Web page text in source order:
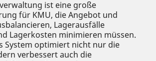
ist eine große
für KMU, die Angebot und
Lagerausfälle
Lagerkosten minimieren müssen.
System optimiert nicht nur die
verbessert auch die